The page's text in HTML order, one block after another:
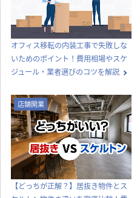
内装工事
知識
その他
内装工事